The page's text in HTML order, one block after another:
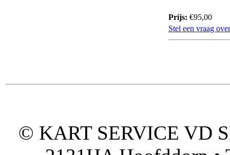
Prijs: €95,00
Stel een vraag
© KART SERVICE VD